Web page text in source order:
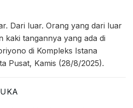
Dari luar. Orang yang dari luar
kaki tangannya yang ada di
di Kompleks Istana
Pusat, Kamis (28/8/2025).